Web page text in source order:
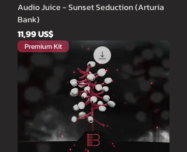
Audio Juice - Sunset Seduction (Arturia
Bank)
Cena
11,99 US$
Premium Kit